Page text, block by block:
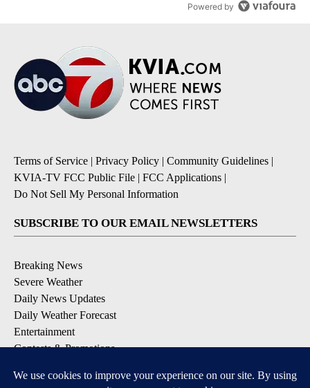
Powered by
Terms of Service | Privacy Policy | Community Guidelines |
KVIA-TV FCC Public File | FCC Applications |
Do Not Sell My Personal Information
SUBSCRIBE TO OUR EMAIL NEWSLETTERS
Breaking News
Severe Weather
Daily News Updates
Daily Weather Forecast
Entertainment
Contests & Promotions
DOWNLOAD OUR APPS